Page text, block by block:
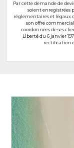
Par cette demande de
soient enregistrées
réglementaires et légaux
son offre
coordonnées de ses
Liberté du 6 janvier
rectification